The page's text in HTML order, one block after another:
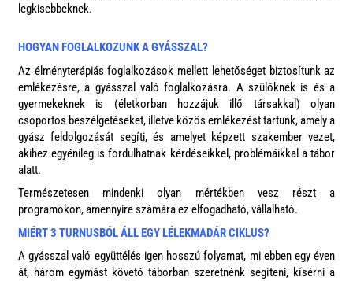
legkisebbeknek.
HOGYAN FOGLALKOZUNK A GYÁSSZAL?
Az élményterápiás foglalkozások mellett lehetőséget biztosítunk az
emlékezésre, a gyásszal való foglalkozásra. A szülőknek is és a
gyermekeknek is (életkorban hozzájuk illő társakkal) olyan
csoportos beszélgetéseket, illetve közös emlékezést tartunk, amely a
gyász feldolgozását segíti, és amelyet képzett szakember vezet,
akihez egyénileg is fordulhatnak kérdéseikkel, problémáikkal a tábor
alatt.
Természetesen mindenki olyan mértékben vesz részt a
programokon, amennyire számára ez elfogadható, vállalható.
MIÉRT 3 TURNUSBÓL ÁLL EGY LÉLEKMADÁR CIKLUS?
A gyásszal való együttélés igen hosszú folyamat, mi ebben egy éven
át, három egymást követő táborban szeretnénk segíteni, kísérni a